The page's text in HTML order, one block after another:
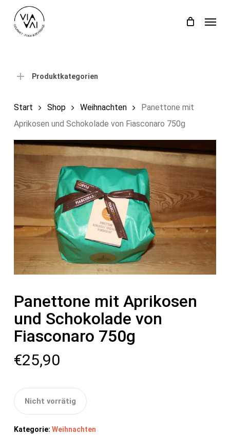
Einkaufswagen Close
Produktkategorien
Start Shop Weihnachten
Panettone mit
Aprikosen und Schokolade von Fiasconaro 750g
Panettone mit Aprikosen
und Schokolade von
Fiasconaro 750g
€25,90
Nicht vorrätig
Kategorie: Weihnachten